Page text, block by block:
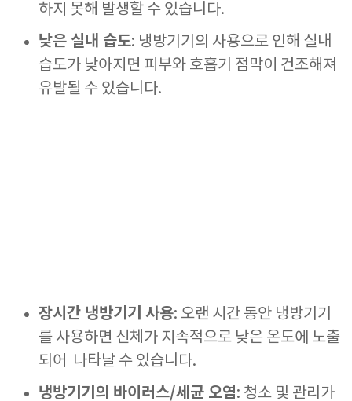
하지 못해 발생할 수 있습니다.
낮은 실내 습도: 냉방기기의 사용으로 인해 실내
습도가 낮아지면 피부와 호흡기 점막이 건조해져
유발될 수 있습니다.
장시간 냉방기기 사용: 오랜 시간 동안 냉방기기
를 사용하면 신체가 지속적으로 낮은 온도에 노출
되어 나타날 수 있습니다.
냉방기기의 바이러스/세균 오염: 청소 및 관리가